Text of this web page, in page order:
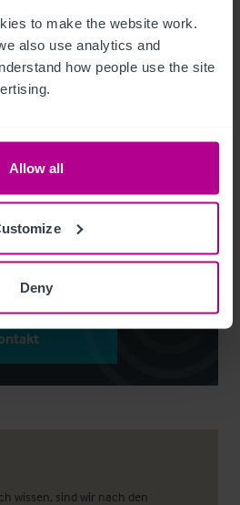
to make the website work.
also use analytics and
how people use the site
Allow all
Deny
wissen, sind wir nach den